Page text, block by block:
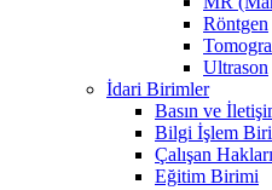
Röntgen
Ultrason
İdari Birimler
Basın ve
Bilgi İşlem
Çalışan
Eğitim Birimi